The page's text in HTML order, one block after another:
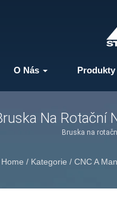
O Nás Produkty
Na Rotační
Bruska na
Home / Kategorie / CNC A